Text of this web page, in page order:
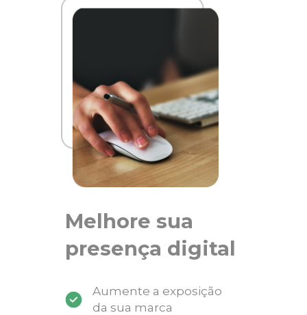
Melhore sua
presença digital
Aumente a exposição
da sua marca